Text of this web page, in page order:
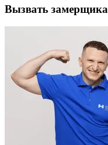
Вызвать замерщика